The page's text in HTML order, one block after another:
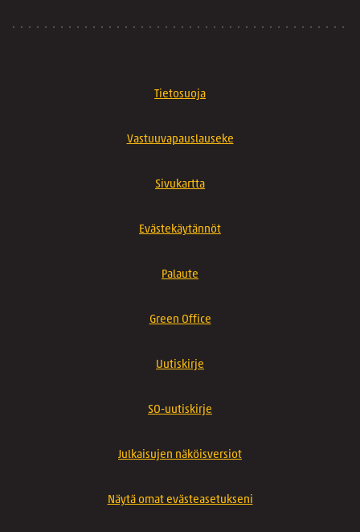
Tietosuoja
Vastuuvapauslauseke
Sivukartta
Evästekäytännöt
Palaute
Green Office
Uutiskirje
SO-uutiskirje
Julkaisujen näköisversiot
Näytä omat evästeasetukseni